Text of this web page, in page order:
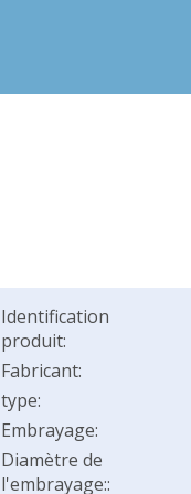
Lundi-Vendredi 9h-
Identification
produit:
Fabricant:
type:
Embrayage:
Diamètre de
l'embrayage::